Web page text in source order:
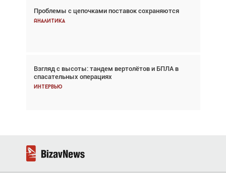
Проблемы с цепочками поставок сохраняются
Аналитика
Взгляд с высоты: тандем вертолётов и БПЛА в
спасательных операциях
Интервью
Впервые с 2024 года глобальный трафик
снижается три недели подряд
Частный самолёт – это актив. Подходите к
покупке соответствующим образом
Интервью